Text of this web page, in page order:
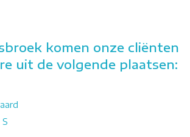
komen onze cliënten
uit de volgende plaatsen: